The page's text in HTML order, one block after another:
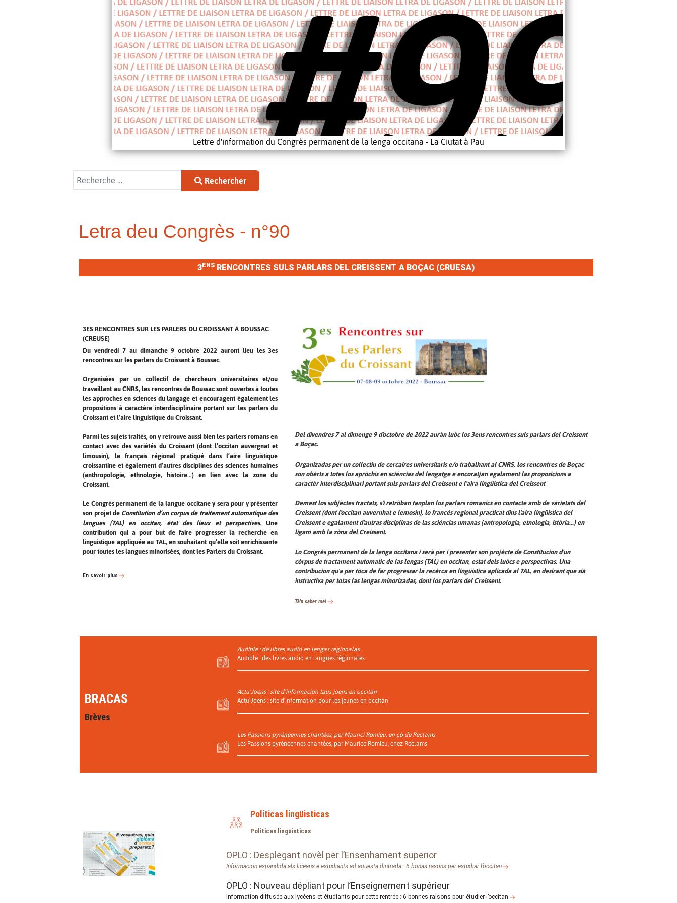
Lettre d'information du Congrès permanent de la lenga occitana - La Ciutat à Pau
Rechercher
Rechercher
Letra deu Congrès - n°90
3ENS RENCONTRES SULS PARLARS DEL CREISSENT A BOÇAC (CRUESA)
3ES RENCONTRES SUR LES PARLERS DU CROISSANT À BOUSSAC
(CREUSE)
Du vendredi 7 au dimanche 9 octobre 2022 auront lieu les 3es
rencontres sur les parlers du Croissant à Boussac.
Organisées par un collectif de chercheurs universitaires et/ou
travaillant au CNRS, les rencontres de Boussac sont ouvertes à toutes
les approches en sciences du langage et encouragent également les
propositions à caractère interdisciplinaire portant sur les parlers du
Croissant et l’aire linguistique du Croissant.
Parmi les sujets traités, on y retrouve aussi bien les parlers romans en
contact avec des variétés du Croissant (dont l’occitan auvergnat et
limousin), le français régional pratiqué dans l’aire linguistique
croissantine et également d’autres disciplines des sciences humaines
(anthropologie, ethnologie, histoire...) en lien avec la zone du
Croissant.
Le Congrès permanent de la langue occitane y sera pour y présenter
son projet de Constitution d’un corpus de traitement automatique des
langues (TAL) en occitan, état des lieux et perspectives. Une
contribution qui a pour but de faire progresser la recherche en
linguistique appliquée au TAL, en souhaitant qu’elle soit enrichissante
pour toutes les langues minorisées, dont les Parlers du Croissant.
En savoir plus
Del divendres 7 al dimenge 9 d'octobre de 2022 auràn luòc los 3ens rencontres suls parlars del Creissent
a Boçac.
Organizadas per un collectiu de cercaires universitaris e/o trabalhant al CNRS, los rencontres de Boçac
son obèrts a totes los apròchis en sciéncias del lengatge e encoratjan egalament las proposicions a
caractèr interdisciplinari portant suls parlars del Creissent e l'aira lingüistica del Creissent
Demest los subjèctes tractats, s'i retròban tanplan los parlars romanics en contacte amb de varietats del
Creissent (dont l'occitan auvernhat e lemosin), lo francés regional practicat dins l'aira lingüistica del
Creissent e egalament d'autras disciplinas de las sciéncias umanas (antropologia, etnologia, istòria...) en
ligam amb la zòna del Creissent.
Lo Congrès permanent de la lenga occitana i serà per i presentar son projècte de Constitucion d'un
còrpus de tractament automatic de las lengas (TAL) en occitan, estat dels luòcs e perspectivas. Una
contribucion qu'a per tòca de far progressar la recèrca en lingüistica aplicada al TAL, en desirant que siá
instructiva per totas las lengas minorizadas, dont los parlars del Creissent.
Tà'n saber mei
BRACAS
Brèves
Audible : de libres audio en lengas regionalas
Audible : des livres audio en langues régionales
Actu’Joens : site d’informacion taus joens en occitan
Actu’Joens : site d'information pour les jeunes en occitan
Les Passions pyrénéennes chantées, per Maurici Romieu, en çò de Reclams
Les Passions pyrénéennes chantées, par Maurice Romieu, chez Reclams
Politicas lingüisticas
Politicas lingüisticas
OPLO : Desplegant novèl per l’Ensenhament superior
Informacion espandida als liceans e estudiants ad aquesta dintrada : 6 bonas rasons per estudiar l’occitan
OPLO : Nouveau dépliant pour l’Enseignement supérieur
Information diffusée aux lycéens et étudiants pour cette rentrée : 6 bonnes raisons pour étudier l’occitan